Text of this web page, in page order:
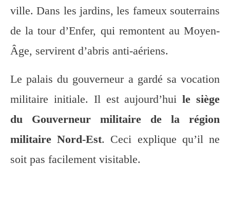
ville. Dans les jardins, les fameux souterrains
de la tour d’Enfer, qui remontent au Moyen-
Âge, servirent d’abris anti-aériens.
Le palais du gouverneur a gardé sa vocation
militaire initiale. Il est aujourd’huile siège
du Gouverneur militaire de la région
militaire Nord-Est. Ceci explique qu’il ne
soit pas facilement visitable.